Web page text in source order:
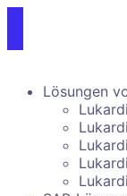
Lösungen